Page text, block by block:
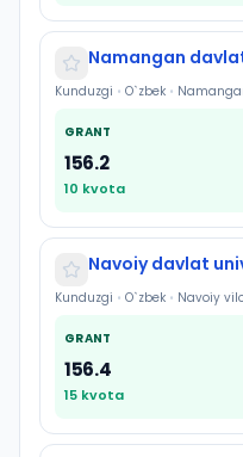
Namangan
Kunduzgi • O`zbek •
GRANT
156.2
10 kvota
Navoiy davlat
Kunduzgi • O`zbek • Navoiy
GRANT
156.4
15 kvota